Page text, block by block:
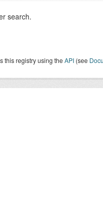
search.
this registry using theAPI (see